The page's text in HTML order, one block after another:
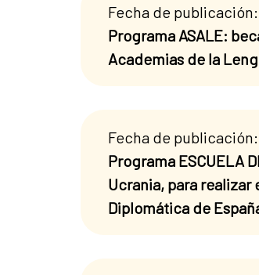
Fecha de
Programa ASALE:
Academias de la
Fecha de
Programa ESCUELA
Ucrania, para
Diplomática de